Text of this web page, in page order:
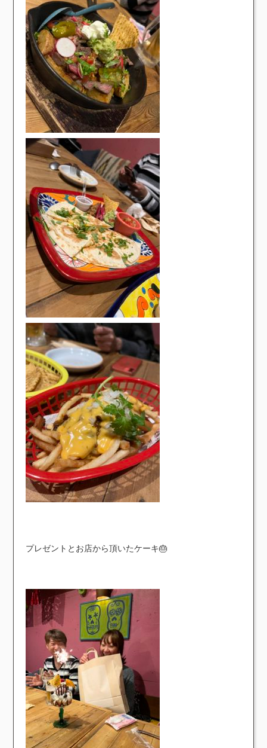
プレゼントとお店から頂いたケーキ🎂